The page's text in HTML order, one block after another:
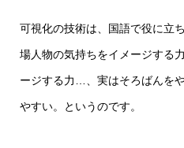
可視化の技術は、国語で役に立
場人物の気持ちをイメージする
ージする力…、実はそろばんを
やすい。というのです。